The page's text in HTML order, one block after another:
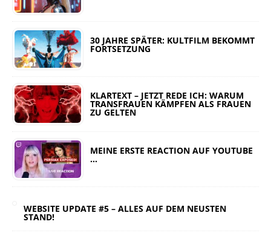
30 JAHRE SPÄTER: KULTFILM BEKOMMT
FORTSETZUNG
KLARTEXT – JETZT REDE ICH: WARUM
TRANSFRAUEN KÄMPFEN ALS FRAUEN
ZU GELTEN
MEINE ERSTE REACTION AUF YOUTUBE
…
WEBSITE UPDATE #5 – ALLES AUF DEM NEUSTEN
STAND!